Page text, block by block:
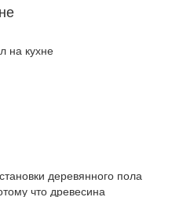
на кухне
деревянного пола
что древесина